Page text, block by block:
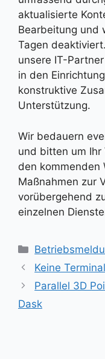
aktualisierte
Bearbeitung und
Tagen
unsere IT-
in den
konstruktive
Unterstützung.
Wir bedauern
und bitten um Ihr
den kommenden
Maßnahmen zur
vorübergehend
einzelnen
Kategorien
Keine
Parallel 3D
Dask